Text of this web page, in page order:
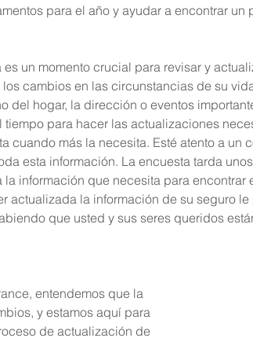
para el año y ayudar a encontrar
un momento crucial para revisar y
cambios en las circunstancias de su
del hogar, la dirección o eventos
tiempo para hacer las actualizaciones
cuando más la necesita. Esté atento a un
esta información. La encuesta tarda
la información que necesita para
actualizada la información de su seguro
que usted y sus seres queridos
entendemos que la
y estamos aquí para
de actualización de